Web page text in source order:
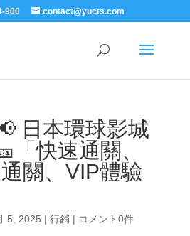
900 contact@yucts.com
日本環球影城
「快速通關、
關、VIP體驗
5, 2025 | 行銷| コメント0件